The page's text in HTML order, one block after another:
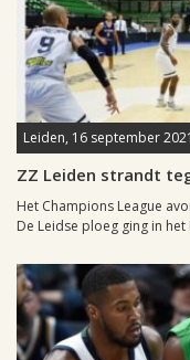
Leiden, 16 september
ZZ Leiden strandt
Het Champions League
De Leidse ploeg ging in het